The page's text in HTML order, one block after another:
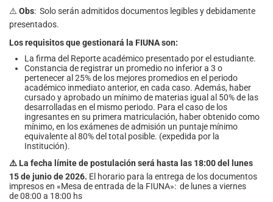
⚠️ Obs: Solo serán admitidos documentos legibles y debidamente
presentados.
Los requisitos que gestionará la FIUNA son:
La firma del Reporte académico presentado por el estudiante.
Constancia de registrar un promedio no inferior a 3 o
pertenecer al 25% de los mejores promedios en el periodo
académico inmediato anterior, en cada caso. Además, haber
cursado y aprobado un mínimo de materias igual al 50% de las
desarrolladas en el mismo periodo. Para el caso de los
ingresantes en su primera matriculación, haber obtenido como
mínimo, en los exámenes de admisión un puntaje mínimo
equivalente al 80% del total posible. (expedida por la
Institución).
⚠️ La fecha límite de postulación será hasta las 18:00 del lunes
15 de junio de 2026. El horario para la entrega de los documentos
impresos en «Mesa de entrada de la FIUNA»: de lunes a viernes
de 08:00 a 18:00 hs